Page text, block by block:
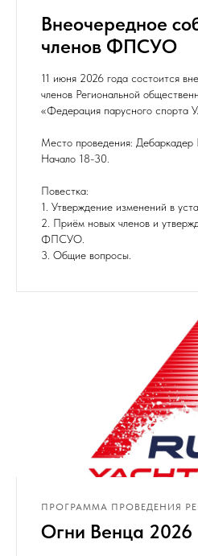
Внеочередное
членов ФПСУО
11 июня 2026 года состоится
членов Региональной
«Федерация парусного спорта
Место проведения:
Начало 18-30.
Повестка:
1. Утверждение изменений в
2. Приём новых членов и
ФПСУО.
3. Общие вопросы.
ПРОГРАММА ПРОВЕДЕНИЯ
Огни Венца 2026